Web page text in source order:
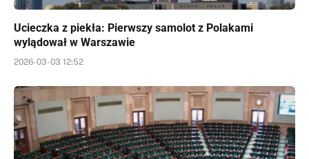
Ucieczka z piekła: Pierwszy samolot z Polakami
wylądował w Warszawie
2026-03-03 12:52